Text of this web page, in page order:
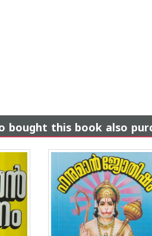
bought this book also